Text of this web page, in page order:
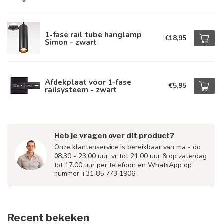
1-fase rail tube hanglamp
Simon - zwart €18,95
Afdekplaat voor 1-fase
railsysteem - zwart €5,95
Heb je vragen over dit product?
Onze klantenservice is bereikbaar van ma - do
08.30 - 23.00 uur, vr tot 21.00 uur & op zaterdag
tot 17.00 uur per telefoon en WhatsApp op
nummer +31 85 773 1906
Recent bekeken